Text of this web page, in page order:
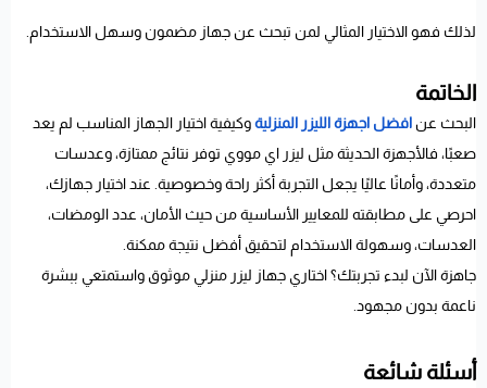
لذلك فهو الاختيار المثالي لمن تبحث عن جهاز مضمون وسهل الاستخدام.
الخاتمة
البحث عنافضل اجهزة الليزر المنزليةوكيفية اختيار الجهاز المناسب لم يعد
صعبًا، فالأجهزة الحديثة مثل ليزر اي مووي توفر نتائج ممتازة، وعدسات
متعددة، وأمانًا عاليًا يجعل التجربة أكثر راحة وخصوصية. عند اختيار جهازك،
احرصي على مطابقته للمعايير الأساسية من حيث الأمان، عدد الومضات،
العدسات، وسهولة الاستخدام لتحقيق أفضل نتيجة ممكنة.
جاهزة الآن لبدء تجربتك؟ اختاري جهاز ليزر منزلي موثوق واستمتعي ببشرة
ناعمة بدون مجهود.
أسئلة شائعة